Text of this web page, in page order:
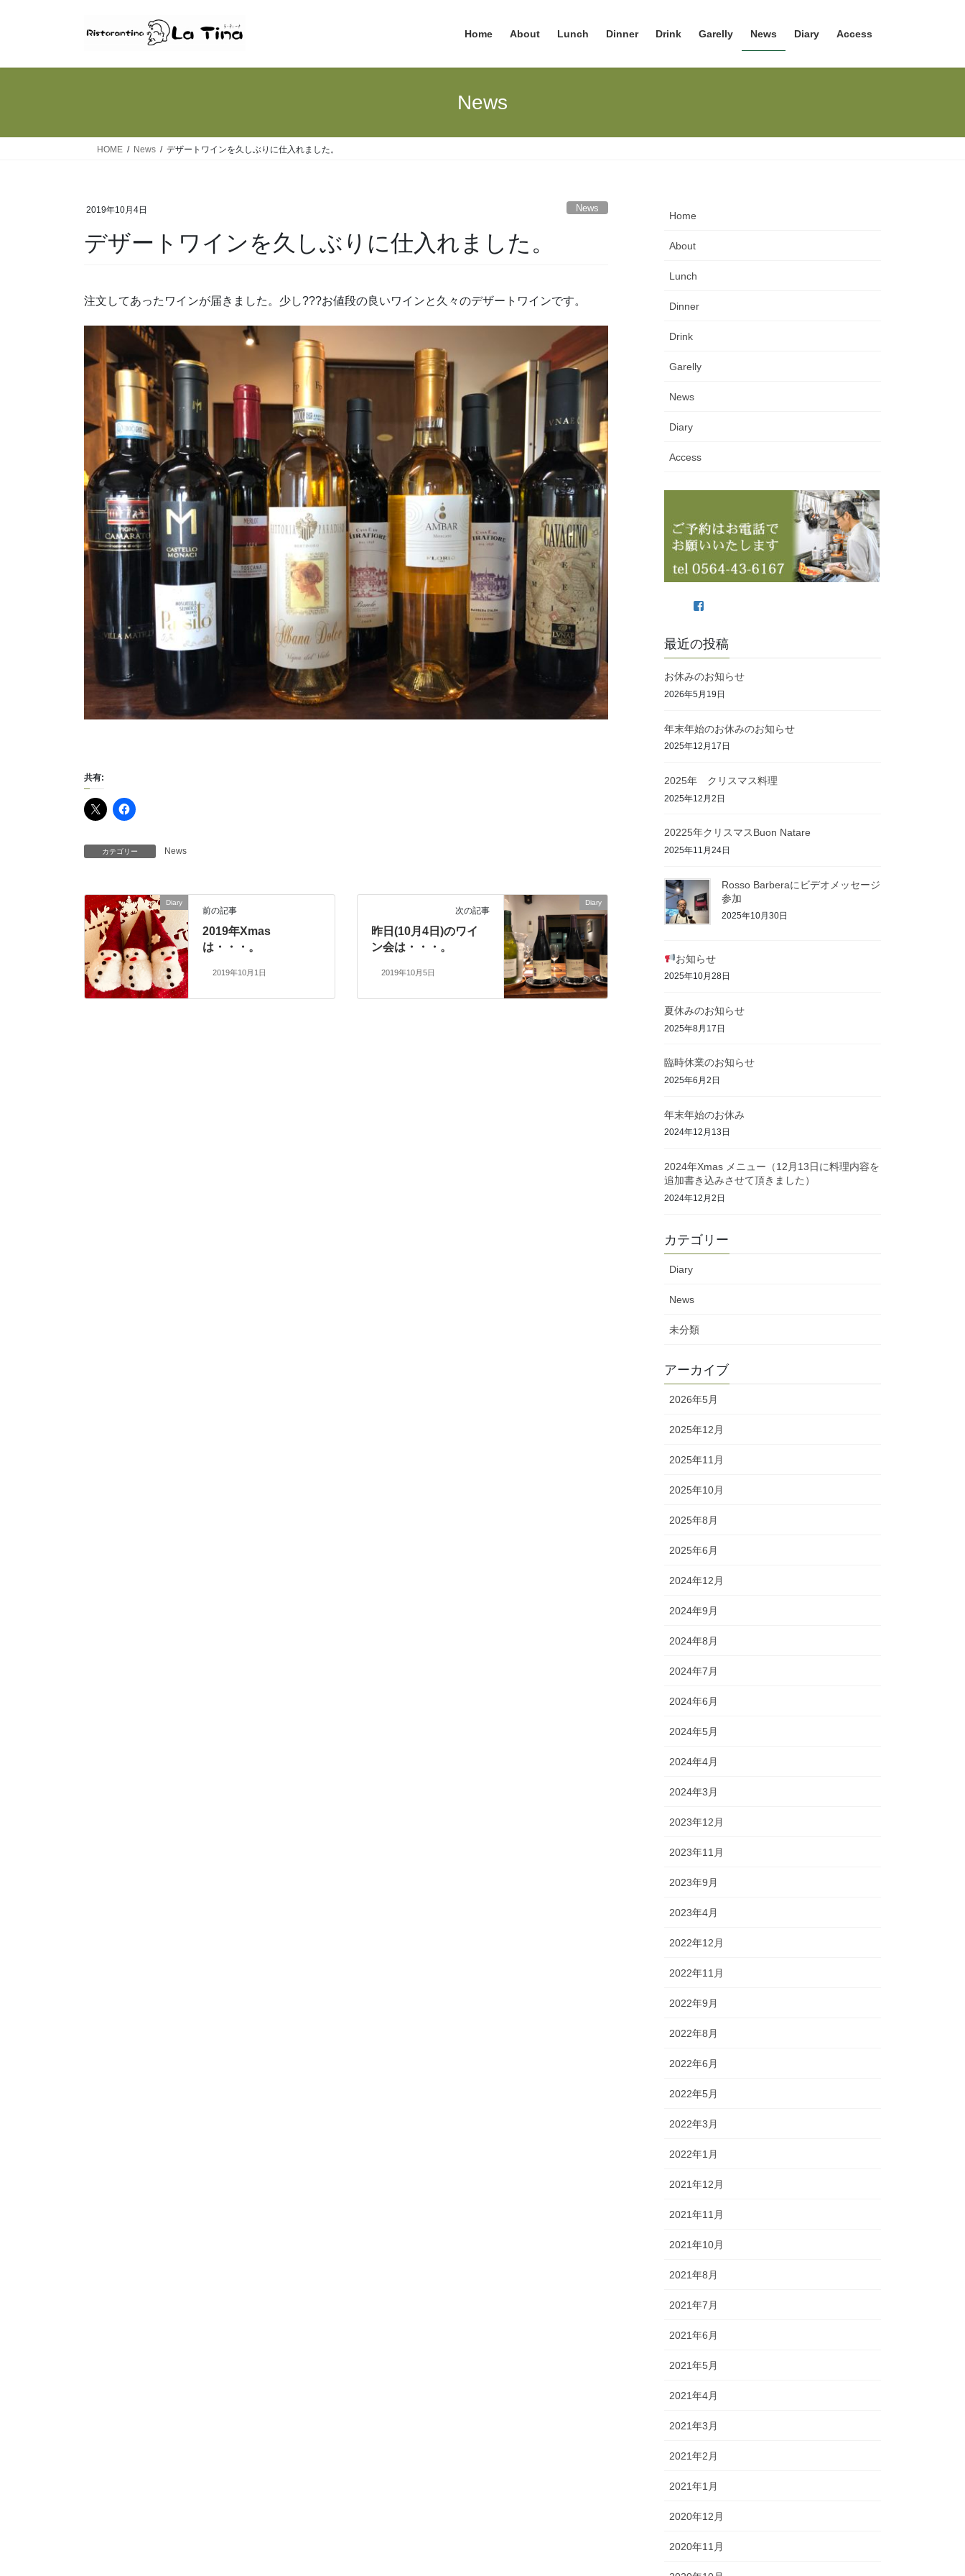
Home About Lunch Dinner Drink Garelly News Diary Access
News
HOME News デザートワインを久しぶりに仕入れました。
2019年10月4日 News
デザートワインを久しぶりに仕入れました。
注文してあったワインが届きました。少し???お値段の良いワインと久々のデザートワインです。
共有:
カテゴリー News
Diary
前の記事
2019年Xmas
は・・・。
2019年10月1日
Diary
次の記事
昨日(10月4日)のワイ
ン会は・・・。
2019年10月5日
Home
About
Lunch
Dinner
Drink
Garelly
News
Diary
Access
最近の投稿
お休みのお知らせ
2026年5月19日
年末年始のお休みのお知らせ
2025年12月17日
2025年 クリスマス料理
2025年12月2日
20225年クリスマスBuon Natare
2025年11月24日
Rosso Barberaにビデオメッセージ
参加
2025年10月30日
お知らせ
2025年10月28日
夏休みのお知らせ
2025年8月17日
臨時休業のお知らせ
2025年6月2日
年末年始のお休み
2024年12月13日
2024年Xmas メニュー（12月13日に料理内容を
追加書き込みさせて頂きました）
2024年12月2日
カテゴリー
Diary
News
未分類
アーカイブ
2026年5月
2025年12月
2025年11月
2025年10月
2025年8月
2025年6月
2024年12月
2024年9月
2024年8月
2024年7月
2024年6月
2024年5月
2024年4月
2024年3月
2023年12月
2023年11月
2023年9月
2023年4月
2022年12月
2022年11月
2022年9月
2022年8月
2022年6月
2022年5月
2022年3月
2022年1月
2021年12月
2021年11月
2021年10月
2021年8月
2021年7月
2021年6月
2021年5月
2021年4月
2021年3月
2021年2月
2021年1月
2020年12月
2020年11月